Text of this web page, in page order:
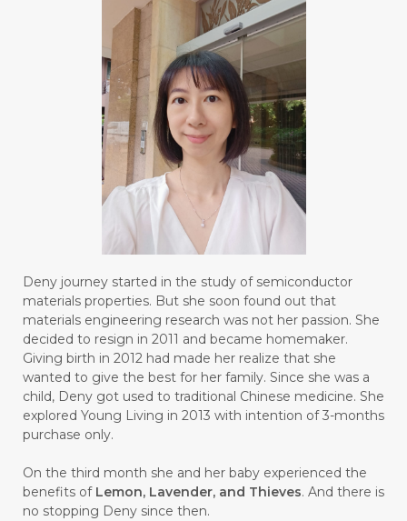
#BODY
#BOGOR
#BOO
#BOREDOM
#BOSAN
#BOTTLE
#BRAIN
#BRAIN FOG
#BRAIN POWER
#BRIGHTEN
#BROKEN
#BROWN
#BUAH
#BUILD
#BUKU
#BULAN
#BULAN HANTU
#BULANAN
#BUSINESS
#BUSTER
#CALM
#CALMING
#CANE #CAP
#CAPEK
#carasehatalami
#CAREER
#CARROT SEED
#CARVACROL
#CARVONE
#CEDARWOOD
#CEGAH
#CHANGE
#CHARCOAL BAR SOAP
#CHELATION
#CHEMICAL
Deny journey started in the study of semiconductor
materials properties. But she soon found out that
materials engineering research was not her passion. She
decided to resign in 2011 and became homemaker.
Giving birth in 2012 had made her realize that she
wanted to give the best for her family. Since she was a
child, Deny got used to traditional Chinese medicine. She
explored Young Living in 2013 with intention of 3-months
purchase only.
On the third month she and her baby experienced the
benefits of Lemon, Lavender, and Thieves. And there is
no stopping Deny since then.